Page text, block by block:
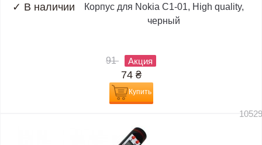
✓ В наличии
Корпус для Nokia C1-01, High quality,
черный
91 Акция
74 ₴
Купить